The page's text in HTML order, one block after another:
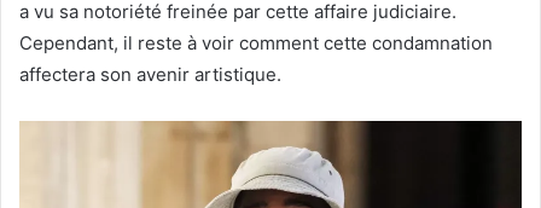
a vu sa notoriété freinée par cette affaire judiciaire.
Cependant, il reste à voir comment cette condamnation
affectera son avenir artistique.